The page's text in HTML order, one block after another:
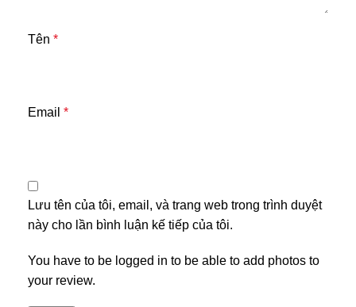
Tên *
Email *
Lưu tên của tôi, email, và trang web trong trình duyệt
này cho lần bình luận kế tiếp của tôi.
You have to be logged in to be able to add photos to
your review.